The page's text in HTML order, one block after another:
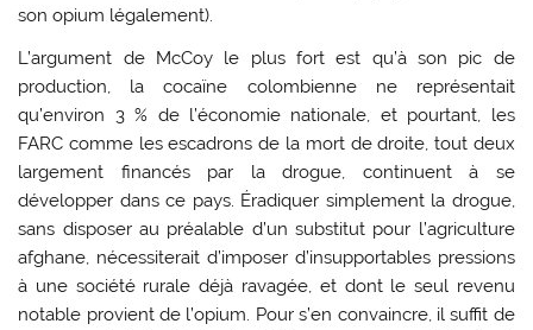
son opium légalement).
L’argument de McCoy le plus fort est qu’à son pic de
production, la cocaïne colombienne ne représentait
qu’environ 3 % de l’économie nationale, et pourtant, les
FARC comme les escadrons de la mort de droite, tout deux
largement financés par la drogue, continuent à se
développer dans ce pays. Éradiquer simplement la drogue,
sans disposer au préalable d’un substitut pour l’agriculture
afghane, nécessiterait d’imposer d’insupportables pressions
à une société rurale déjà ravagée, et dont le seul revenu
notable provient de l’opium. Pour s’en convaincre, il suffit de